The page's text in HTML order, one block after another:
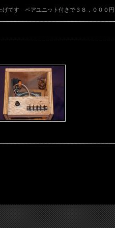
げてす ペアユニット付きで３８，０００